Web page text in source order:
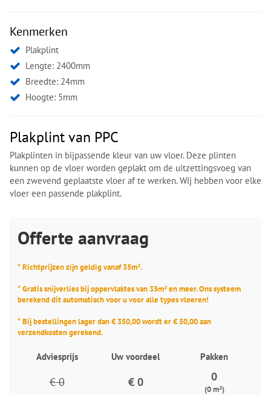
Kenmerken
Plakplint
Lengte: 2400mm
Breedte: 24mm
Hoogte: 5mm
Plakplint van PPC
Plakplinten in bijpassende kleur van uw vloer. Deze plinten
kunnen op de vloer worden geplakt om de uitzettingsvoeg van
een zwevend geplaatste vloer af te werken. Wij hebben voor elke
vloer een passende plakplint.
Offerte aanvraag
* Richtprijzen zijn geldig vanaf 35m².
* Gratis snijverlies bij oppervlaktes van 35m² en meer. Ons systeem
berekend dit automatisch voor u voor alle types vloeren!
* Bij bestellingen lager dan € 350,00 wordt er € 50,00 aan
verzendkosten gerekend.
Adviesprijs Uw voordeel Pakken
€ 0 € 0 0
(0 m²)